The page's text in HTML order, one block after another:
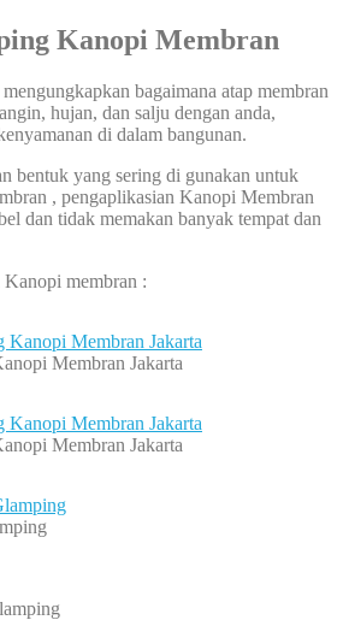
Kanopi Membran
bagaimana atap membran
hujan, dan salju dengan anda,
di dalam bangunan.
bentuk yang sering di gunakan untuk
, pengaplikasian Kanopi Membran
dan tidak memakan banyak tempat dan
membran :
Membran Jakarta
Membran Jakarta